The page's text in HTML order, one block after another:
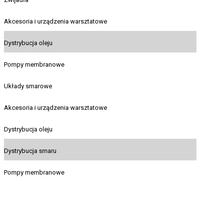
Akcesoria i urządzenia warsztatowe
Dystrybucja oleju
Pompy membranowe
Układy smarowe
Akcesoria i urządzenia warsztatowe
Dystrybucja oleju
Dystrybucja smaru
Pompy membranowe